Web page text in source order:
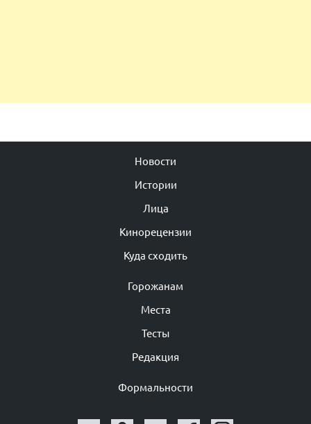
Новости
Истории
Лица
Кинорецензии
Куда сходить
Горожанам
Места
Тесты
Редакция
Формальности